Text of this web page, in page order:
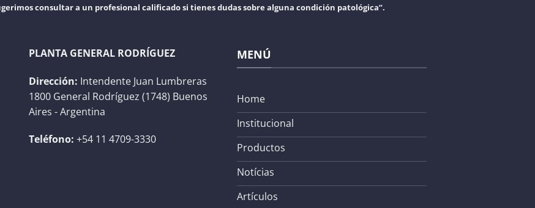
consultar a un profesional calificado si tienes dudas sobre alguna condición patológica”.
PLANTA GENERAL RODRÍGUEZ
Dirección: Intendente Juan Lumbreras
1800 General Rodríguez (1748) Buenos
Aires - Argentina
Teléfono: +54 11 4709-3330
MENÚ
Home
Institucional
Productos
Notícias
Artículos